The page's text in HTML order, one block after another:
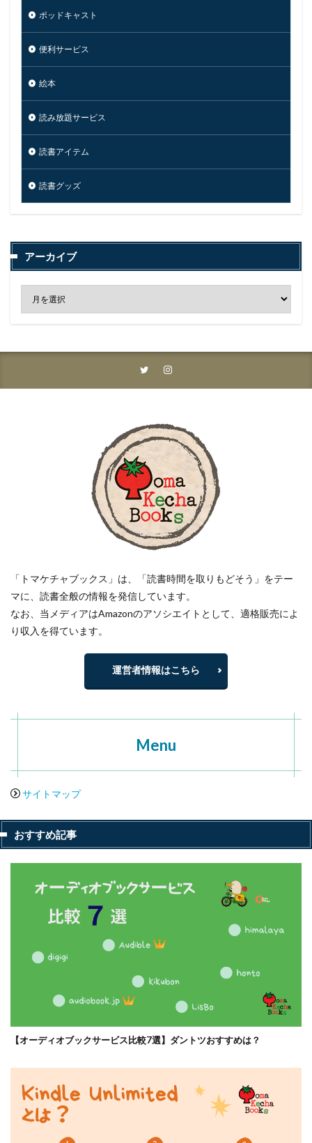
ポッドキャスト
便利サービス
絵本
読み放題サービス
読書アイテム
読書グッズ
アーカイブ
「トマケチャブックス」は、「読書時間を取りもどそう」をテー
マに、読書全般の情報を発信しています。
なお、当メディアはAmazonのアソシエイトとして、適格販売によ
り収入を得ています。
運営者情報はこちら
Menu
サイトマップ
おすすめ記事
【オーディオブックサービス比較7選】ダントツおすすめは？